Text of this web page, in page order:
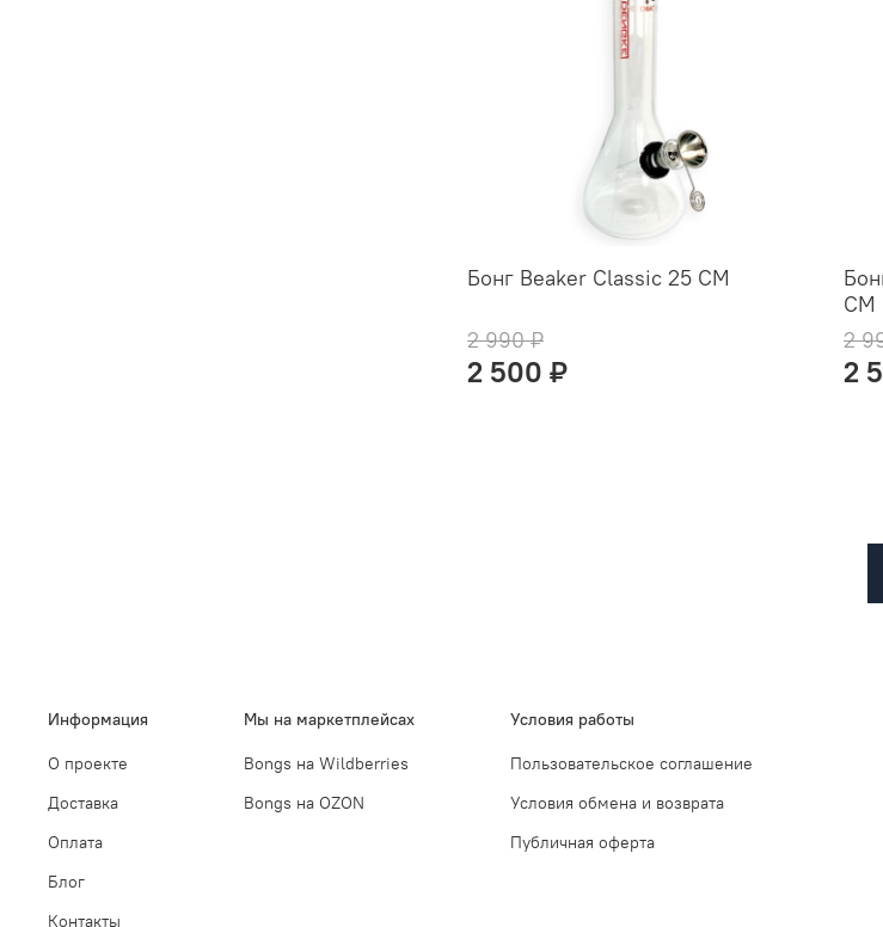
Бонг Beaker Classic 25 СМ
2 990 ₽
2 500 ₽
СМ
2
2
Информация
О проекте
Доставка
Оплата
Блог
Контакты
Мы на маркетплейсах
Bongs на Wildberries
Bongs на OZON
Условия работы
Пользовательское соглашение
Условия обмена и возврата
Публичная оферта